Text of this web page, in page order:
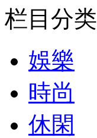
栏目分类
娛樂
時尚
休閑